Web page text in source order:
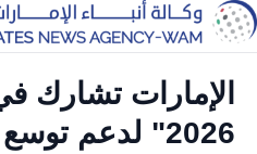
الإمارات تشارك
2026" لدعم